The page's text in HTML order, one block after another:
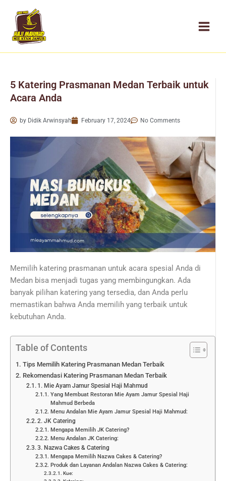
content
5 Katering Prasmanan Medan Terbaik untuk
Acara Anda
by Didik Arwinsyah February 17, 2024 No Comments
Memilih katering prasmanan untuk acara spesial Anda di
Medan bisa menjadi tugas yang membingungkan. Ada
banyak pilihan katering yang tersedia, dan Anda perlu
memastikan bahwa Anda memilih yang terbaik untuk
kebutuhan Anda.
Table of Contents
Tips Memilih Katering Prasmanan Medan Terbaik
Rekomendasi Katering Prasmanan Medan Terbaik
1. Mie Ayam Jamur Spesial Haji Mahmud
Yang Membuat Restoran Mie Ayam Jamur Spesial Haji
Mahmud Berbeda
Menu Andalan Mie Ayam Jamur Spesial Haji Mahmud:
2. JK Catering
Mengapa Memilih JK Catering?
Menu Andalan JK Catering:
3. Nazwa Cakes & Catering
Mengapa Memilih Nazwa Cakes & Catering?
Produk dan Layanan Andalan Nazwa Cakes & Catering:
Kue: